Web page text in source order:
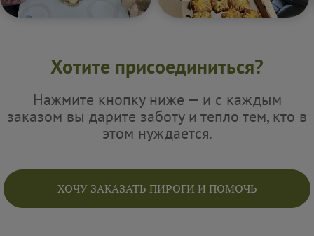
Хотите присоединиться?
Нажмите кнопку ниже — и с каждым
заказом вы дарите заботу и тепло тем, кто в
этом нуждается.
ХОЧУ ЗАКАЗАТЬ ПИРОГИ И ПОМОЧЬ